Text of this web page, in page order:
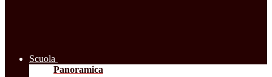
Scuola
Panoramica